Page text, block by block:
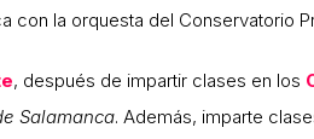
con la orquesta del Conservatorio
, después de impartir clases en los
Salamanca. Además, imparte